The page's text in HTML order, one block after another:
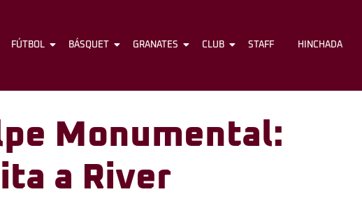
FÚTBOL BÁSQUET GRANATES CLUB STAFF
FÚTBOL BÁSQUET GRANATES CLUB STAFF HINCHADA
Monumental:
a River